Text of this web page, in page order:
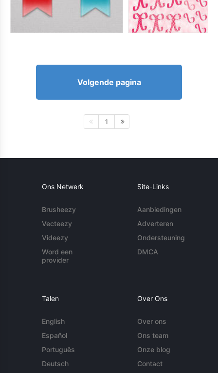
Volgende pagina
1
Ons Netwerk
Brusheezy
Vecteezy
Videezy
Word een
provider
Site-Links
Aanbiedingen
Adverteren
Ondersteuning
DMCA
Talen
English
Español
Português
Deutsch
Over Ons
Over ons
Ons team
Onze blog
Contact